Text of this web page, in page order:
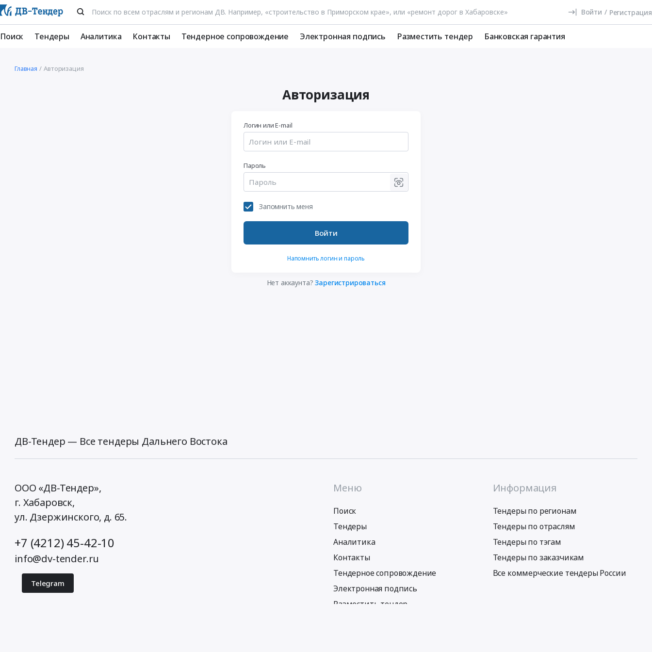
Войти / Регистрация
Поиск Тендеры Аналитика Контакты Тендерное сопровождение Электронная подпись Разместить тендер Банковская гарантия
Главная Авторизация
Авторизация
Логин или E-mail
Пароль
Запомнить меня
Войти
Напомнить логин и пароль
Нет аккаунта?Зарегистрироваться
ДВ-Тендер — Все тендеры Дальнего Востока
ООО «ДВ-Тендер»,
г. Хабаровск,
ул. Дзержинского, д. 65.
+7 (4212) 45-42-10
info@dv-tender.ru
Telegram
Меню
Поиск
Тендеры
Аналитика
Контакты
Тендерное сопровождение
Электронная подпись
Разместить тендер
Информация
Тендеры по регионам
Тендеры по отраслям
Тендеры по тэгам
Тендеры по заказчикам
Все коммерческие тендеры России